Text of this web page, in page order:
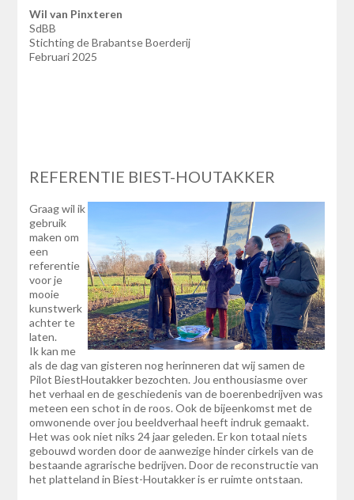
Wil van Pinxteren
SdBB
Stichting de Brabantse Boerderij
Februari 2025
REFERENTIE BIEST-HOUTAKKER
Graag wil ik
gebruik
maken om
een
referentie
voor je
mooie
kunstwerk
achter te
laten.
Ik kan me
als de dag van gisteren nog herinneren dat wij samen de
Pilot BiestHoutakker bezochten. Jou enthousiasme over
het verhaal en de geschiedenis van de boerenbedrijven was
meteen een schot in de roos. Ook de bijeenkomst met de
omwonende over jou beeldverhaal heeft indruk gemaakt.
Het was ook niet niks 24 jaar geleden. Er kon totaal niets
gebouwd worden door de aanwezige hinder cirkels van de
bestaande agrarische bedrijven. Door de reconstructie van
het platteland in Biest-Houtakker is er ruimte ontstaan.